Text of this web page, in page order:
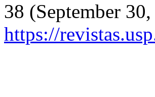
38 (September
https://